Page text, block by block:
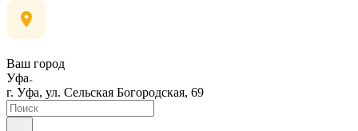
Ваш город
Уфа
г. Уфа, ул. Сельская Богородская, 69